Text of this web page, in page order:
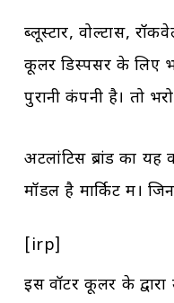
ब्लूस्टार, वोल्टास,
कूलर डिस्पेंसर के लिए
पुरानी कंपनी है। तो
अटलांटिस ब्रांड का
मॉडल है मार्किट में।
[irp]
इस वॉटर कूलर के